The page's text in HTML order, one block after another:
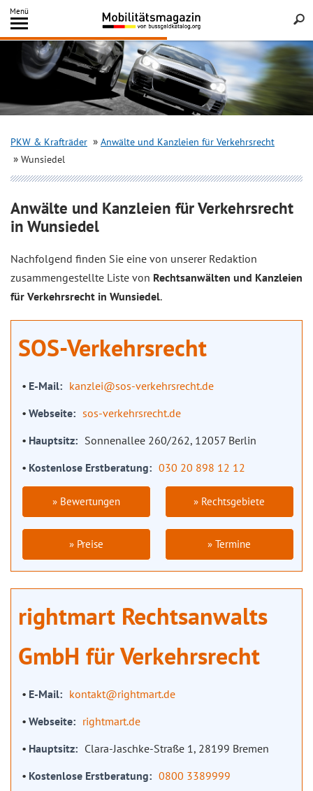
Inhalt
springen
Menü
Search
PKW & Krafträder
Anwälte und Kanzleien für Verkehrsrecht
Wunsiedel
Anwälte und Kanzleien für Verkehrsrecht
in Wunsiedel
Nachfolgend finden Sie eine von unserer Redaktion
zusammengestellte Liste von Rechtsanwälten und Kanzleien
für Verkehrsrecht in Wunsiedel.
SOS-Verkehrsrecht
E-Mail
kanzlei@sos-verkehrsrecht.de
Webseite
sos-verkehrsrecht.de
Hauptsitz
Sonnenallee 260/262, 12057 Berlin
Kostenlose Erstberatung
030 20 898 12 12
» Bewertungen » Rechtsgebiete
» Preise » Termine
rightmart Rechtsanwalts
GmbH für Verkehrsrecht
E-Mail
kontakt@rightmart.de
Webseite
rightmart.de
Hauptsitz
Clara-Jaschke-Straße 1, 28199 Bremen
Kostenlose Erstberatung
0800 3389999